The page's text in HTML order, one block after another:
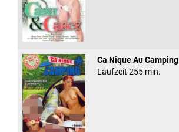
Ca Nique Au Camping
Laufzeit 255 min.